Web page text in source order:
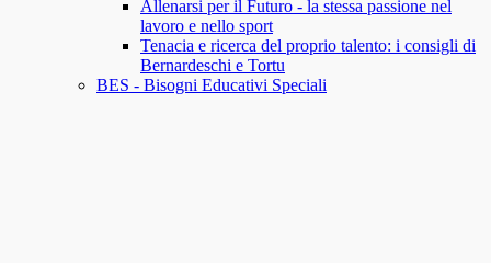
Allenarsi per il Futuro - la stessa passione nel
lavoro e nello sport
Tenacia e ricerca del proprio talento: i consigli di
Bernardeschi e Tortu
BES - Bisogni Educativi Speciali